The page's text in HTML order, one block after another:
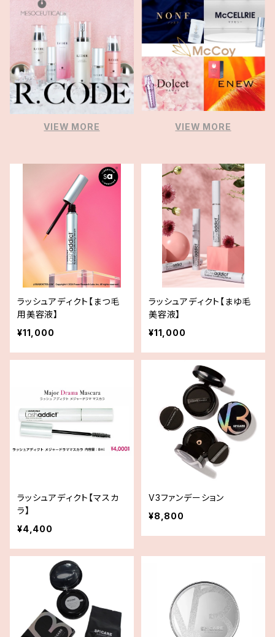
VIEW MORE VIEW MORE
ラッシュアディクト【まつ毛
用美容液】
¥11,000
ラッシュアディクト【まゆ毛
美容液】
¥11,000
ラッシュアディクト【マスカ
ラ】
¥4,400
V3ファンデーション
¥8,800